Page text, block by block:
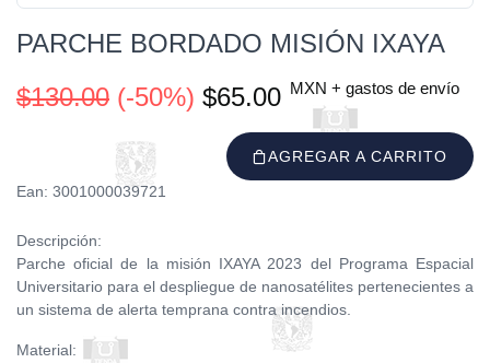
PARCHE BORDADO MISIÓN IXAYA
$130.00 (-50%) $65.00 MXN + gastos de envío
AGREGAR A CARRITO
Ean: 3001000039721
Descripción:
Parche oficial de la misión IXAYA 2023 del Programa Espacial
Universitario para el despliegue de nanosatélites pertenecientes a
un sistema de alerta temprana contra incendios.
Material: